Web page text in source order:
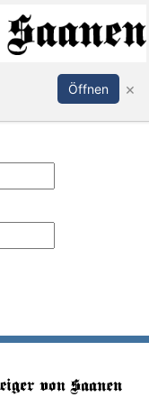
Anmelden
Öffnen ×